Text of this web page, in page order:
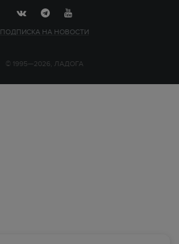
ПОДПИСКА НА НОВОСТИ
© 1995—2026, ЛАДОГА